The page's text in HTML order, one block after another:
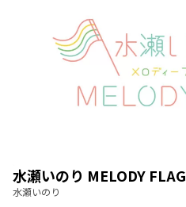
水瀬いのり MELODY FLAG
水瀬いのり